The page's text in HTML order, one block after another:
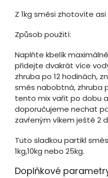
Z 1kg směsi zhotovíte
Způsob použití:
Naplňte kbelík
přidejte dvakrát více
zhruba po 12 hodinách,
směs nabobtná, zhruba
tento mix vařit po dobu
doporučujeme nechat
zavřeným víkem ještě 2
Tuto sladkou partikl
1kg,10kg nebo 25kg.
Doplňkové